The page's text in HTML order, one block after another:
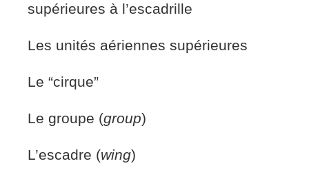
supérieures à l’escadrille
Les unités aériennes supérieures
Le “cirque”
Le groupe (group)
L’escadre (wing)